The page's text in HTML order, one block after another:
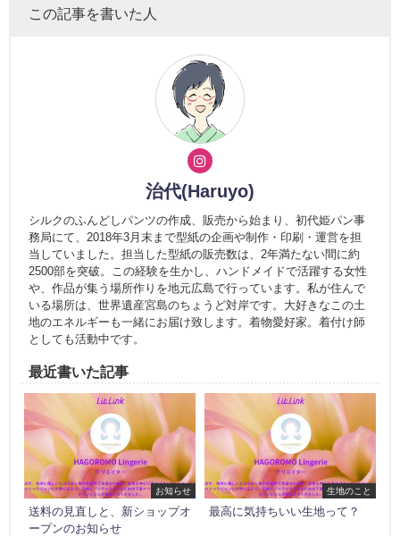
この記事を書いた人
治代(Haruyo)
シルクのふんどしパンツの作成、販売から始まり、初代姫パン事
務局にて、2018年3月末まで型紙の企画や制作・印刷・運営を担
当していました。担当した型紙の販売数は、2年満たない間に約
2500部を突破。この経験を生かし、ハンドメイドで活躍する女性
や、作品が集う場所作りを地元広島で行っています。私が住んで
いる場所は、世界遺産宮島のちょうど対岸です。大好きなこの土
地のエネルギーも一緒にお届け致します。着物愛好家。着付け師
としても活動中です。
最近書いた記事
お知らせ
送料の見直しと、新ショップオ
ープンのお知らせ
生地のこと
最高に気持ちいい生地って？